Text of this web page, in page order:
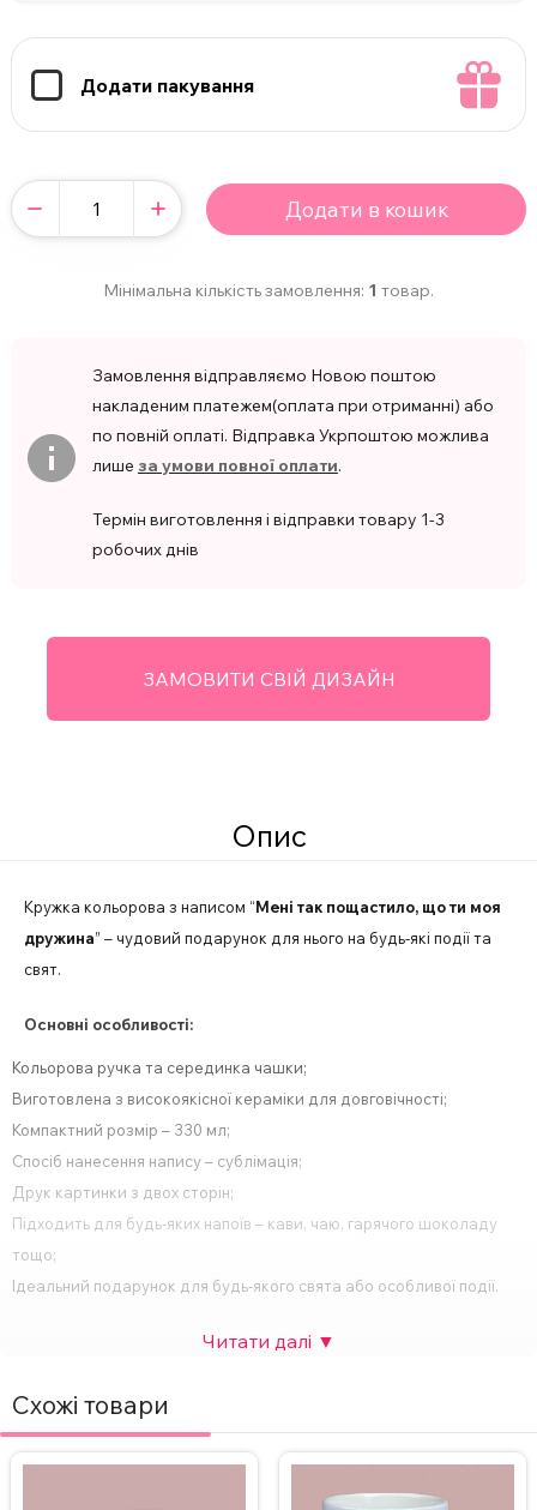
Додати пакування
Додати в кошик
Мінімальна кількість замовлення: 1 товар.
Замовлення відправляємо Новою поштою
накладеним платежем(оплата при отриманні) або
по повній оплаті. Відправка Укрпоштою можлива
лише за умови повної оплати.
Термін виготовлення і відправки товару 1-3
робочих днів
ЗАМОВИТИ СВІЙ ДИЗАЙН
Опис
Кружка кольорова з написом “Мені так пощастило, що ти моя
дружина” – чудовий подарунок для нього на будь-які події та
свят.
Основні особливості:
Кольорова ручка та серединка чашки;
Виготовлена з високоякісної кераміки для довговічності;
Компактний розмір – 330 мл;
Спосіб нанесення напису – сублімація;
Друк картинки з двох сторін;
Підходить для будь-яких напоїв – кави, чаю, гарячого шоколаду
тощо;
Ідеальний подарунок для будь-якого свята або особливої події.
Телеграмі або залиште заявку на сайті.
Схожі товари